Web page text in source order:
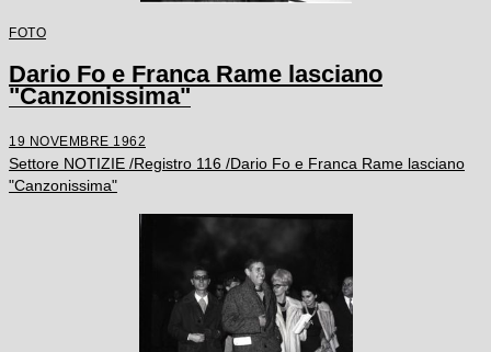
FOTO
Dario Fo e Franca Rame lasciano
"Canzonissima"
19 NOVEMBRE 1962
Settore NOTIZIE /Registro 116 /Dario Fo e Franca Rame lasciano
"Canzonissima"